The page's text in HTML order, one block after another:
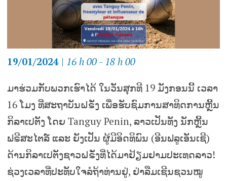
19/01/2024| 16 h 00 - 18 h 00
ມາຮ່ວມກັບພວກເຮົາໄດ້ ໃນວັນສຸກທີ 19 ມັງກອນນີ້ ເວລາ
16 ໂມງ ທີ່ສະຖາບັນຝຣັ່ງ ເພື່ອຮັບຊົມການສາທິດການຫຼີ້ນ
ກິລາເປຕັງ ໂດຍ Tanguy Penin, ລາວເປັນທັງ ນັກຫຼີ້ນ
ຟຣີສະໄຕລ໌ ແລະ ຍັງເປັນ ຜູ້ມີອິດທິພົນ (ອີນຟລູເອັນເຊີ)
ດ້ານກິລາເປຕັງຊາວຝຣັ່ງທີ່ໄດ້ມາຢ້ຽມຢາມປະເທດລາວ!
ຊ່ວງເວລາທີ່ປະທັບໃຈລໍຖ້າທ່ານຢູ່, ຢ່າລືມເຊີນຊວນໝູ